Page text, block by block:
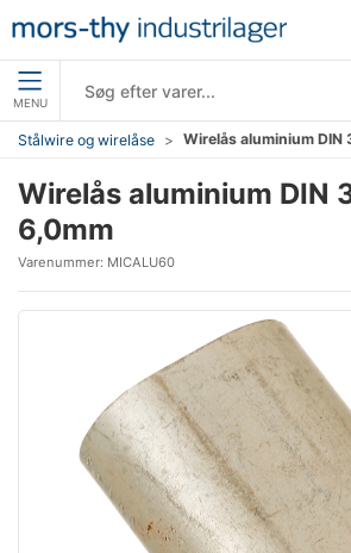
MENU
Stålwire og wirelåse Wirelås aluminium DIN
Wirelås aluminium DIN
6,0mm
Varenummer: MICALU60